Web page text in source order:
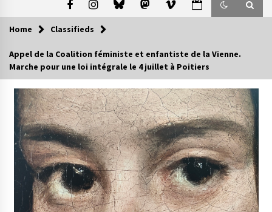
Home Classifieds
Appel de la Coalition féministe et enfantiste de la Vienne.
Marche pour une loi intégrale le 4 juillet à Poitiers